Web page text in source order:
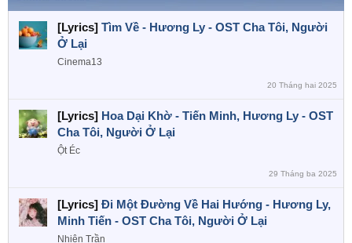
[Lyrics] Tìm Về - Hương Ly - OST Cha Tôi, Người
Ở Lại
Cinema13
20 Tháng hai 2025
[Lyrics] Hoa Dại Khờ - Tiến Minh, Hương Ly - OST
Cha Tôi, Người Ở Lại
Ột Éc
29 Tháng ba 2025
[Lyrics] Đi Một Đường Về Hai Hướng - Hương Ly,
Minh Tiến - OST Cha Tôi, Người Ở Lại
Nhiên Trần